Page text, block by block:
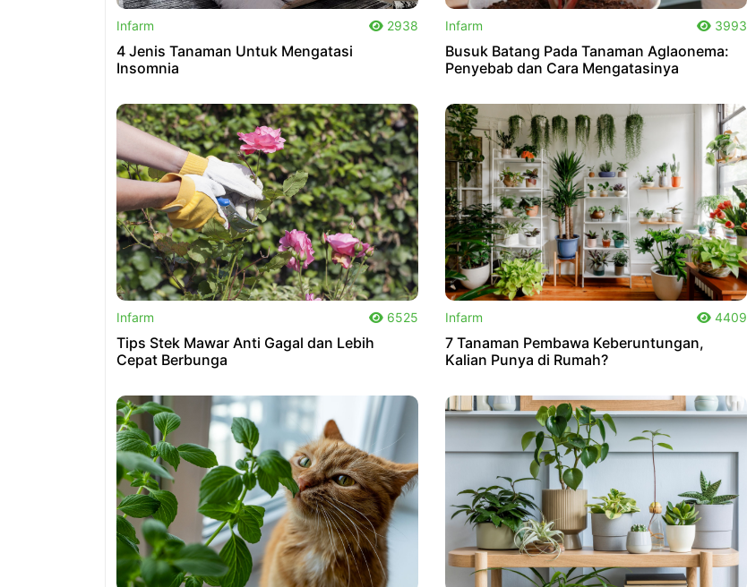
Infarm 2938
4 Jenis Tanaman Untuk Mengatasi
Insomnia
Infarm 3993
Busuk Batang Pada Tanaman Aglaonema:
Penyebab dan Cara Mengatasinya
Infarm 6525
Tips Stek Mawar Anti Gagal dan Lebih
Cepat Berbunga
Infarm 4409
7 Tanaman Pembawa Keberuntungan,
Kalian Punya di Rumah?